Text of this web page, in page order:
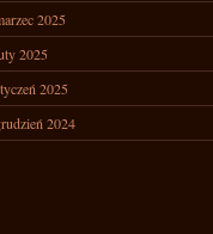
2025
2025
2025
2024